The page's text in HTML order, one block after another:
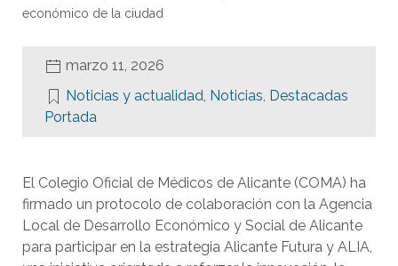
económico de la ciudad
marzo 11, 2026
Noticias y actualidad, Noticias, Destacadas
Portada
El Colegio Oficial de Médicos de Alicante (COMA) ha
firmado un protocolo de colaboración con la Agencia
Local de Desarrollo Económico y Social de Alicante
para participar en la estrategia Alicante Futura y ALIA,